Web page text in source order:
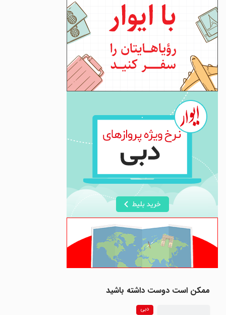
ممکن است دوست داشته باشید
دبی